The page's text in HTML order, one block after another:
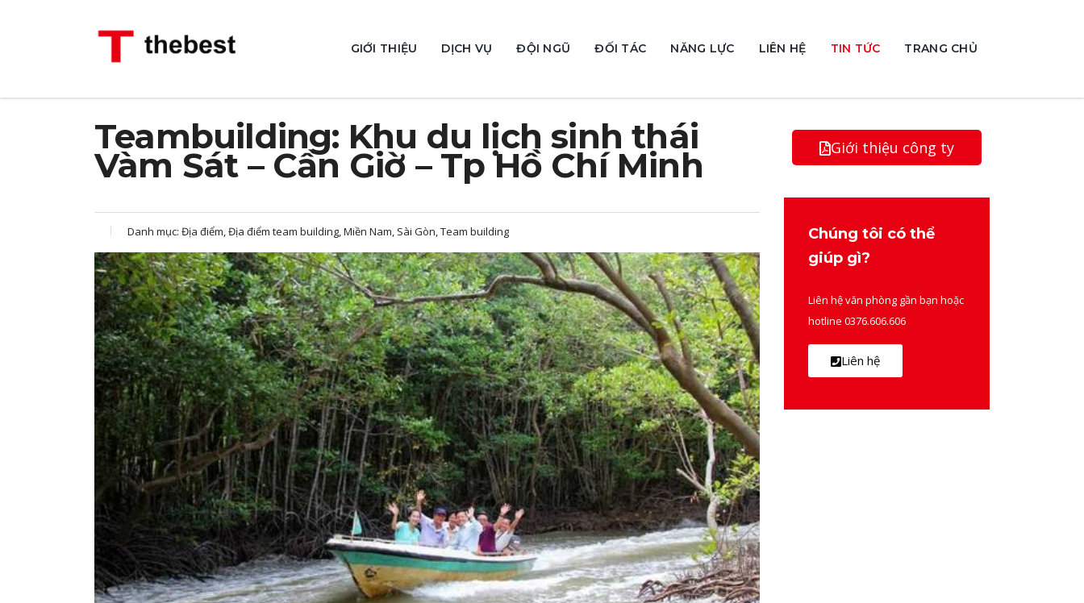
GIỚI THIỆU DỊCH VỤ ĐỘI NGŨ ĐỐI TÁC NĂNG LỰC LIÊN HỆ TIN TỨC TRANG CHỦ
Teambuilding: Khu du lịch sinh thái
Vàm Sát – Cần Giờ – Tp Hồ Chí Minh
Danh mục: Địa điểm, Địa điểm team building, Miền Nam, Sài Gòn, Team building
Giới thiệu công ty
Chúng tôi có thể
giúp gì?
Liên hệ văn phòng gần bạn hoặc
hotline 0376.606.606
Liên hệ